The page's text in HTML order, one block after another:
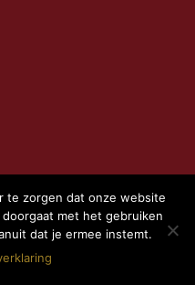
te zorgen dat onze website
met het gebruiken
dat je ermee instemt.